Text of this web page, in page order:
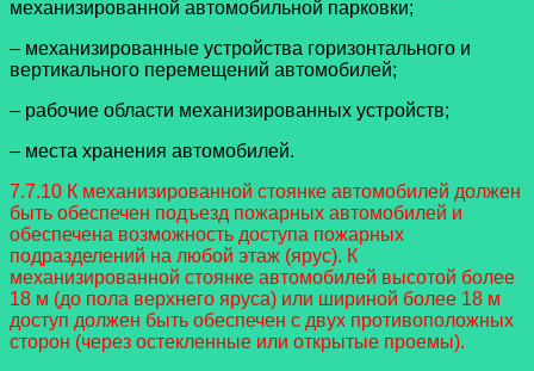
механизированной автомобильной парковки;
– механизированные устройства горизонтального и
вертикального перемещений автомобилей;
– рабочие области механизированных устройств;
– места хранения автомобилей.
7.7.10 К механизированной стоянке автомобилей должен
быть обеспечен подъезд пожарных автомобилей и
обеспечена возможность доступа пожарных
подразделений на любой этаж (ярус). К
механизированной стоянке автомобилей высотой более
18 м (до пола верхнего яруса) или шириной более 18 м
доступ должен быть обеспечен с двух противоположных
сторон (через остекленные или открытые проемы).